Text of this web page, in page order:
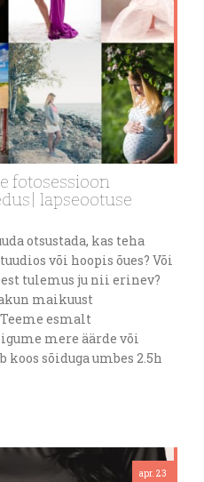
fotosessioon
lapseootuse
otsustada, kas teha
või hoopis õues? Või
tulemus ju nii erinev?
maikuust
esmalt
mere äärde või
sõiduga umbes 2.5h
apr. 23